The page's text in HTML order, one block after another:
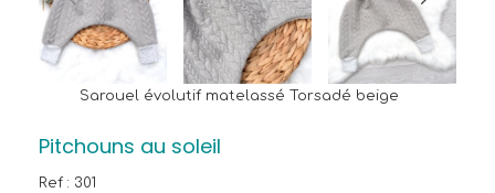
Sarouel évolutif matelassé Torsadé beige
Pitchouns au soleil
Ref : 301